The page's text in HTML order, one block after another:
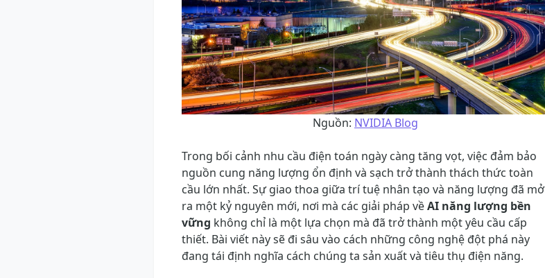
Nguồn: NVIDIA Blog
Trong bối cảnh nhu cầu điện toán ngày càng tăng vọt, việc đảm bảo
nguồn cung năng lượng ổn định và sạch trở thành thách thức toàn
cầu lớn nhất. Sự giao thoa giữa trí tuệ nhân tạo và năng lượng đã mở
ra một kỷ nguyên mới, nơi mà các giải pháp vềAI năng lượng bền
vững không chỉ là một lựa chọn mà đã trở thành một yêu cầu cấp
thiết. Bài viết này sẽ đi sâu vào cách những công nghệ đột phá này
đang tái định nghĩa cách chúng ta sản xuất và tiêu thụ điện năng.